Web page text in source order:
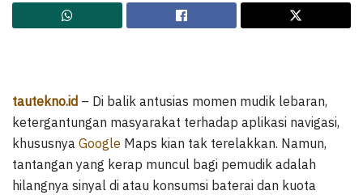
tautekno.id – Di balik antusias momen mudik lebaran,
ketergantungan masyarakat terhadap aplikasi navigasi,
khususnya Google Maps kian tak terelakkan. Namun,
tantangan yang kerap muncul bagi pemudik adalah
hilangnya sinyal di atau konsumsi baterai dan kuota